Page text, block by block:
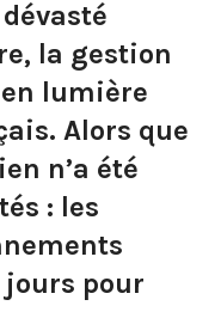
la gestion
lumière
Alors que
n’a été
: les
jours pour